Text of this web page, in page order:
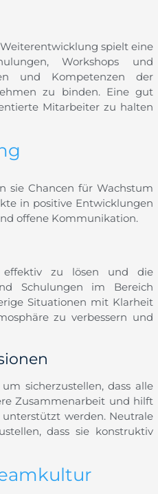
spielt eine
Workshops und
und Kompetenzen der
zu binden. Eine gut
Mitarbeiter zu halten
sie Chancen für Wachstum
in positive Entwicklungen
offene Kommunikation.
effektiv zu lösen und die
Schulungen im Bereich
Situationen mit Klarheit
zu verbessern und
sicherzustellen, dass alle
Zusammenarbeit und hilft
werden. Neutrale
dass sie konstruktiv